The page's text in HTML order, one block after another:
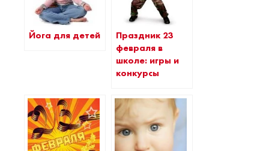
Йога для детей
Праздник 23
февраля в
школе: игры и
конкурсы